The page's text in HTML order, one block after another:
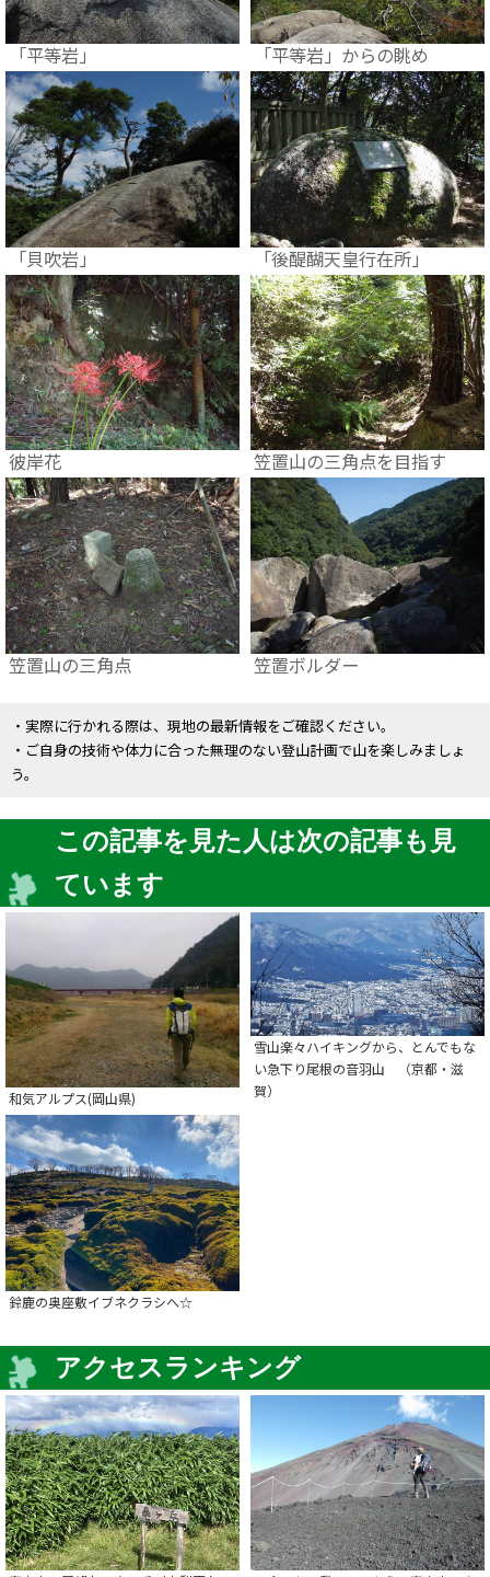
「平等岩」 「平等岩」からの眺め
「貝吹岩」 「後醍醐天皇行在所」
彼岸花 笠置山の三角点を目指す
笠置山の三角点 笠置ボルダー
・実際に行かれる際は、現地の最新情報をご確認ください。
・ご自身の技術や体力に合った無理のない登山計画で山を楽しみましょ
う。
この記事を見た人は次の記事も見
ています
和気アルプス(岡山県)
雪山楽々ハイキングから、とんでもな
い急下り尾根の音羽山 （京都・滋
賀）
鈴鹿の奥座敷イブネクラシへ☆
アクセスランキング